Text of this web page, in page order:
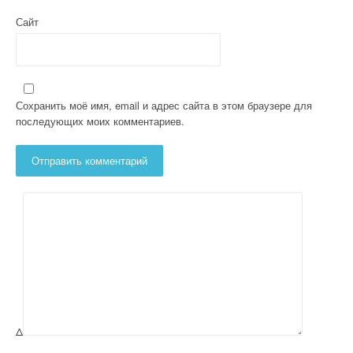
Сайт
Сохранить моё имя, email и адрес сайта в этом браузере для
последующих моих комментариев.
Δ